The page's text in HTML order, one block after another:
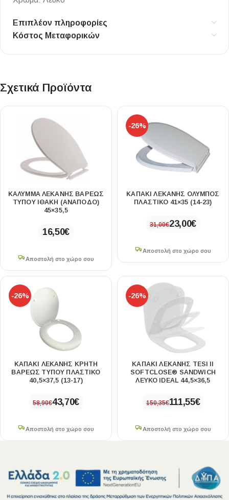
Επιπλέον πληροφορίες
Κόστος Μεταφορικών
Σχετικά Προϊόντα
ΚΑΛΥΜΜΑ ΛΕΚΑΝΗΣ ΒΑΡΕΩΣ
ΤΥΠΟΥ ΙΘΑΚΗ (ΑΝΑΠΟΔΟ)
45×35,5
16,50€
Αποστολή στο χώρο σου
-26%
ΚΑΠΑΚΙ ΛΕΚΑΝΗΣ ΟΛΥΜΠΟΣ
ΠΛΑΣΤΙΚΟ 41×35 (14-23)
31,00€23,00€
Αποστολή στο χώρο σου
-26%
ΚΑΠΑΚΙ ΛΕΚΑΝΗΣ ΚΡΗΤΗ
ΒΑΡΕΩΣ ΤΥΠΟΥ ΠΛΑΣΤΙΚΟ
40,5×37,5 (13-17)
58,90€43,70€
Αποστολή στο χώρο σου
-26%
ΚΑΠΑΚΙ ΛΕΚΑΝΗΣ TESI II
SOFTCLOSE® SANDWICH
ΛΕΥΚΟ IDEAL 44,5×36,5
150,35€111,55€
Αποστολή στο χώρο σου